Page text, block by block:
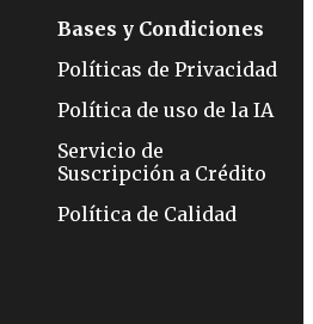
Bases y Condiciones
Políticas de Privacidad
Política de uso de la IA
Servicio de
Suscripción a Crédito
Política de Calidad